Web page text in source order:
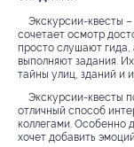
Экскурсии-квесты
сочетает осмотр
просто слушают гида,
выполняют задания.
тайны улиц, зданий и
Экскурсии-квесты
отличный способ
коллегами. Особенно
хочет добавить